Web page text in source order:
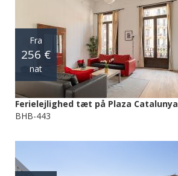
Fra
256 €
nat
Ferielejlighed tæt på Plaza Catalunya
BHB-443